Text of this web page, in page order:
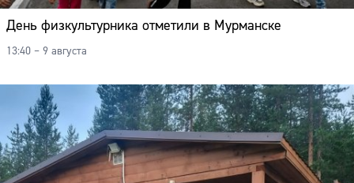
День физкультурника отметили в Мурманске
13:40 – 9 августа